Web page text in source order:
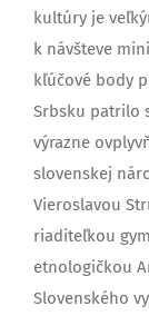
kultúry je
k návšteve
kľúčové body
Srbsku patrilo
výrazne
slovenskej
Vieroslavou
riaditeľkou
etnologičkou
Slovenského